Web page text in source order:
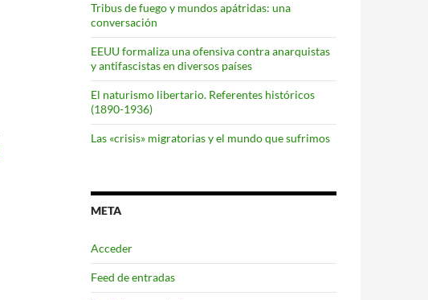
Tribus de fuego y mundos apátridas: una
conversación
EEUU formaliza una ofensiva contra anarquistas
y antifascistas en diversos países
El naturismo libertario. Referentes históricos
(1890-1936)
Las «crisis» migratorias y el mundo que sufrimos
META
Acceder
Feed de entradas